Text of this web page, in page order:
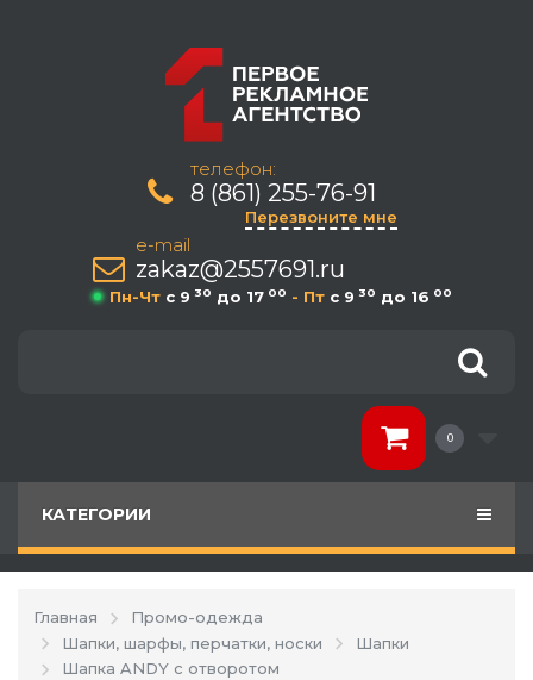
телефон:
8 (861) 255-76-91
Перезвоните мне
e-mail
zakaz@2557691.ru
Пн-Чт c 9 30 до 17 00 - Пт c 9 30 до 16 00
0
КАТЕГОРИИ
Главная
Промо-одежда
Шапки, шарфы, перчатки, носки
Шапки
Шапка ANDY с отворотом